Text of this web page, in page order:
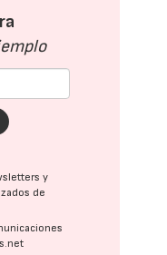
y
de